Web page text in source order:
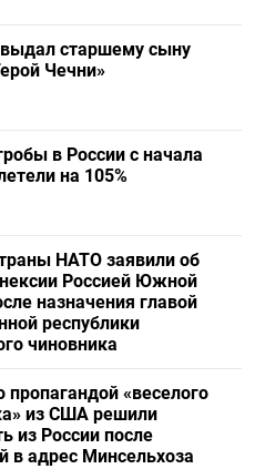
старшему сыну
Чечни»
в России с начала
на 105%
НАТО заявили об
Россией Южной
назначения главой
республики
чиновника
пропагандой «веселого
из США решили
из России после
в адрес Минсельхоза